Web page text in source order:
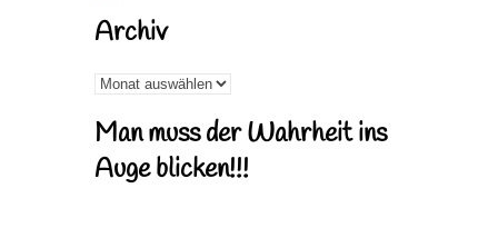
Archiv
Archiv
Man muss der Wahrheit ins
Auge blicken!!!